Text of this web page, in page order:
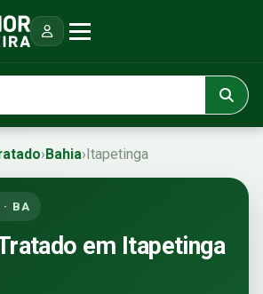
›Bahia›Itapetinga
BA
em Itapetinga